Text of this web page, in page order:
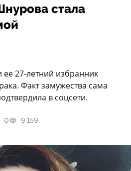
стала
ее 27-летний избранник
Факт замужества сама
в соцсети.
0 9 159